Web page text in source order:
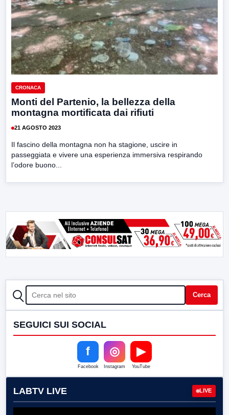
CRONACA
Monti del Partenio, la bellezza della
montagna mortificata dai rifiuti
21 AGOSTO 2023
Il fascino della montagna non ha stagione, uscire in
passeggiata e vivere una esperienza immersiva respirando
l’odore buono...
CERCA Cerca
SEGUICI SUI SOCIAL
f
Facebook
◎
Instagram
▶
YouTube
LABTV LIVE LIVE